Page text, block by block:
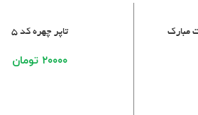
مبارک افزودن به سبد خریدتاپر چهره کد ۵
۲۰۰۰۰ تومان